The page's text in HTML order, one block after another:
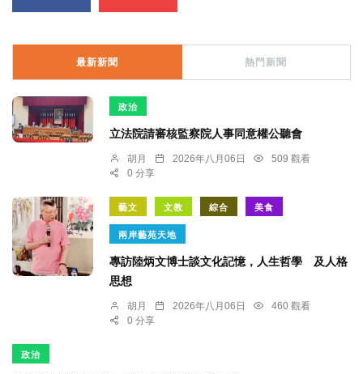
最新新聞 熱門新聞
政治
立法院請審核監察院人事同意權公聽會
胡月 2026年八月06日
509 觀看
0 分享
藝文 文教 綜合 美食
兩岸藝苑天地
專訪陸炳文博士談文化記憶，人生哲學 及人格
思想
胡月 2026年八月06日
460 觀看
0 分享
政治